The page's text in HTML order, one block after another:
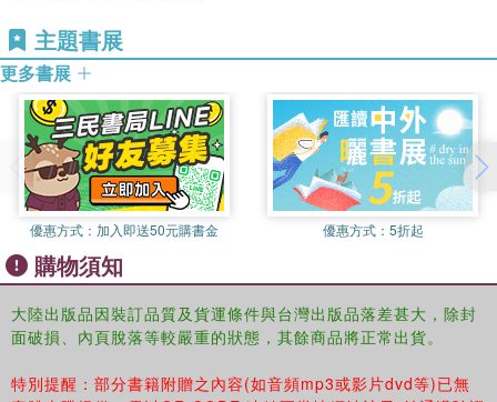
主題書展
更多書展
優惠方式： 加入即送50元購書金 優惠方式： 5折起
購物須知
大陸出版品因裝訂品質及貨運條件與台灣出版品落差甚大，除封
面破損、內頁脫落等較嚴重的狀態，其餘商品將正常出貨。
特別提醒：部分書籍附贈之內容(如音頻mp3或影片dvd等)已無